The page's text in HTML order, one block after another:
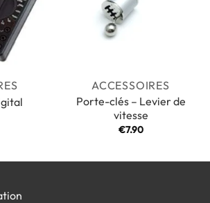
ACCESSOIRES
Porte-clés – Levier de
vitesse
€7.90